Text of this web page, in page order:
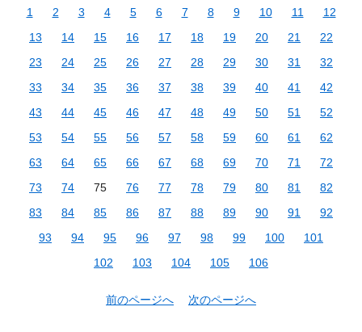
1 2 3 4 5 6 7 8 9 10 11
12
13
14 15 16 17 18 19 20 21
22
23
24 25 26 27 28 29 30 31
32
33
34 35 36 37 38 39 40 41
42
43
44 45 46 47 48 49 50 51
52
53
54 55 56 57 58 59 60 61
62
63
64 65 66 67 68 69 70 71
72
73
74 75 76 77 78 79 80 81
82
83
84 85 86 87 88 89 90 91
92
93
94 95 96 97 98 99 100
101
102
103 104 105 106
前のページへ 次のページへ